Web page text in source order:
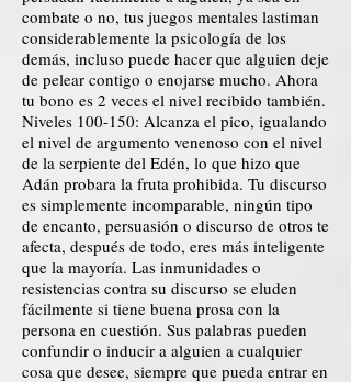
combate o no, tus juegos mentales lastiman
considerablemente la psicología de los
demás, incluso puede hacer que alguien deje
de pelear contigo o enojarse mucho. Ahora
tu bono es 2 veces el nivel recibido también.
Niveles 100-150: Alcanza el pico, igualando
el nivel de argumento venenoso con el nivel
de la serpiente del Edén, lo que hizo que
Adán probara la fruta prohibida. Tu discurso
es simplemente incomparable, ningún tipo
de encanto, persuasión o discurso de otros te
afecta, después de todo, eres más inteligente
que la mayoría. Las inmunidades o
resistencias contra su discurso se eluden
fácilmente si tiene buena prosa con la
persona en cuestión. Sus palabras pueden
confundir o inducir a alguien a cualquier
cosa que desee, siempre que pueda entrar en